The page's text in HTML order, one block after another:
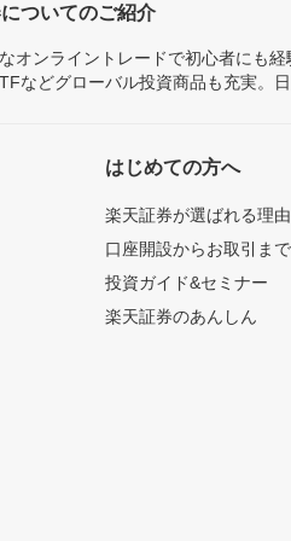
ついてのご紹介
オンライントレードで初心者にも
などグローバル投資商品も充実。
はじめての方へ
楽天証券が選ばれる理由
口座開設からお取引ま
投資ガイド&セミナー
楽天証券のあんしん